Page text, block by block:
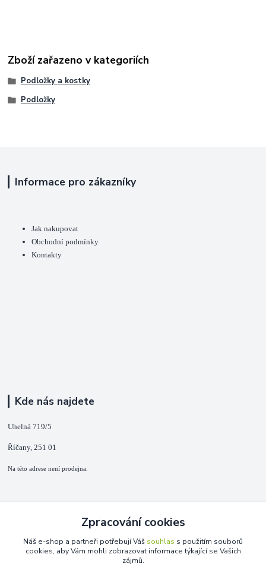
Zboží zařazeno v kategoriích
Podložky a kostky
Podložky
Informace pro zákazníky
Jak nakupovat
Obchodní podmínky
Kontakty
Kde nás najdete
Uhelná 719/5
Říčany, 251 01
Na této adrese není prodejna.
+420 725 889 873
(Po-Ne, 9-18 hod.)
Zpracování cookies
Náš e-shop a partneři potřebují Váš souhlas s použitím souborů
cookies, aby Vám mohli zobrazovat informace týkající se Vašich
zájmů.